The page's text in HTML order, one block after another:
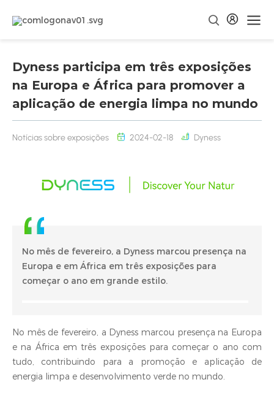
Dyness participa em três exposições
na Europa e África para promover a
aplicação de energia limpa no mundo
Notícias sobre exposições 2024-02-18 Dyness
No mês de fevereiro, a Dyness marcou presença na
Europa e em África em três exposições para
começar o ano em grande estilo.
No mês de fevereiro, a Dyness marcou presença na Europa
e na África em três exposições para começar o ano com
tudo, contribuindo para a promoção e aplicação de
energia limpa e desenvolvimento verde no mundo.